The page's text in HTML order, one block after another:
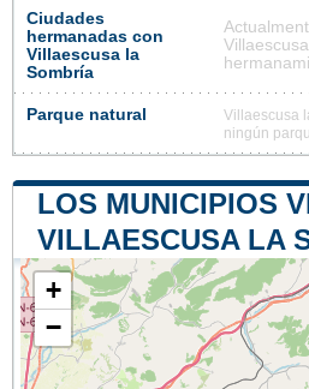
Ciudades
hermanadas con
Villaescusa la
Sombría
Parque natural
Villaescusa
ningún
LOS MUNICIPIOS
VILLAESCUSA LA
+
−